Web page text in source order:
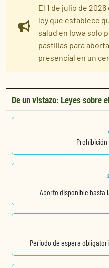
El 1 de julio de
ley que establece
salud en Iowa solo
pastillas para
presencial en un
De un vistazo: Leyes sobre
Prohibición
Aborto disponible hasta
Periodo de espera